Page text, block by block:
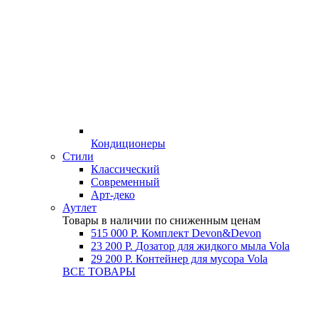
Кондиционеры
Стили
Классический
Современный
Арт-деко
Аутлет
Товары в наличии по сниженным ценам
515 000 Р. Комплект Devon&Devon
23 200 Р. Дозатор для жидкого мыла Vola
29 200 Р. Контейнер для мусора Vola
ВСЕ ТОВАРЫ